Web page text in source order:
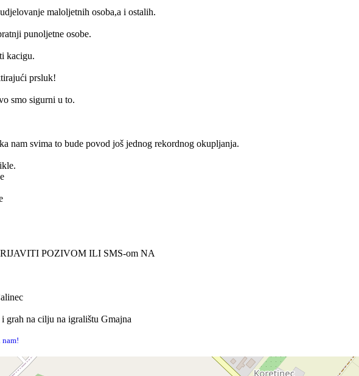
maloljetnih osoba,a i ostalih.
punoljetne osobe.
kacigu.
prsluk!
smo sigurni u to.
nam svima to bude povod još jednog rekordnog okupljanja.
POZIVOM ILI SMS-om NA
grah na cilju na igralištu Gmajna
nam!